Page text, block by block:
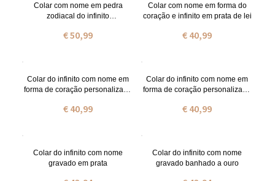
Colar com nome em pedra
zodiacal do infinito
€ 50,99
Colar com nome em forma do
coração e infinito em prata de lei
€ 40,99
Colar do infinito com nome em
forma de coração personalizado
€ 40,99
Colar do infinito com nome em
forma de coração personalizado
€ 40,99
Colar do infinito com nome
gravado em prata
Colar do infinito com nome
gravado banhado a ouro